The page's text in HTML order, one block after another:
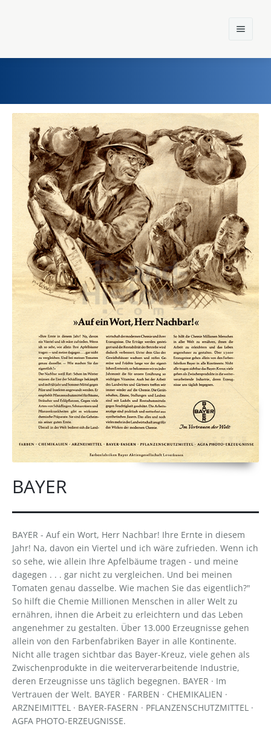
Einst und Heute
Marken
Konzerne
Epoche
BAYER
BAYER - Auf ein Wort, Herr Nachbar! Ihre Ernte in diesem
Jahr! Na, davon ein Viertel und ich wäre zufrieden. Wenn ich
so sehe, wie allein Ihre Apfelbäume tragen - und meine
dagegen . . . gar nicht zu vergleichen. Und bei meinen
Tomaten genau dasselbe. Wie machen Sie das eigentlich?"
So hilft die Chemie Millionen Menschen in aller Welt zu
ernähren, ihnen die Arbeit zu erleichtern und das Leben
angenehmer zu gestalten. Über 13.000 Erzeugnisse gehen
allein von den Farbenfabriken Bayer in alle Kontinente.
Nicht alle tragen sichtbar das Bayer-Kreuz, viele gehen als
Zwischenprodukte in die weiterverarbeitende Industrie,
deren Erzeugnisse uns täglich begegnen. BAYER · Im
Vertrauen der Welt. BAYER · FARBEN · CHEMIKALIEN ·
ARZNEIMITTEL · BAYER-FASERN · PFLANZENSCHUTZMITTEL ·
AGFA PHOTO-ERZEUGNISSE.